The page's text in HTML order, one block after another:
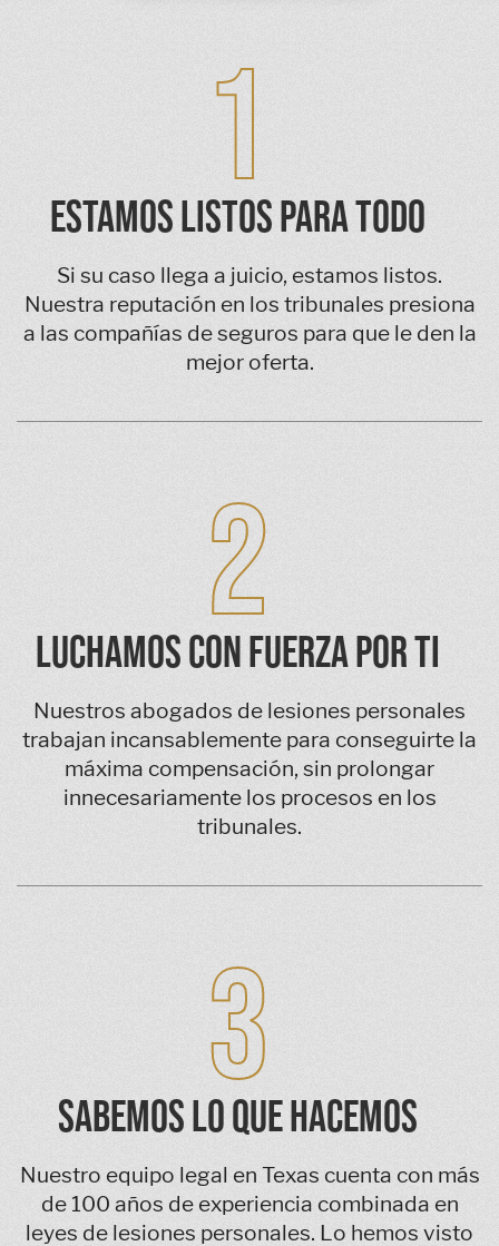
1
ESTAMOS LISTOS PARA TODO
Si su caso llega a juicio, estamos listos.
Nuestra reputación en los tribunales presiona
a las compañías de seguros para que le den la
mejor oferta.
2
LUCHAMOS CON FUERZA POR TI
Nuestros abogados de lesiones personales
trabajan incansablemente para conseguirte la
máxima compensación, sin prolongar
innecesariamente los procesos en los
tribunales.
3
SABEMOS LO QUE HACEMOS
Nuestro equipo legal en Texas cuenta con más
de 100 años de experiencia combinada en
leyes de lesiones personales. Lo hemos visto